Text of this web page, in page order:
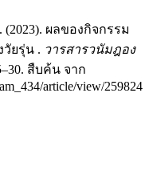
ผลของกิจกรรม
ยรุ่น . วารสารวนัมฎอง
สืบค้น จาก
article/view/259824